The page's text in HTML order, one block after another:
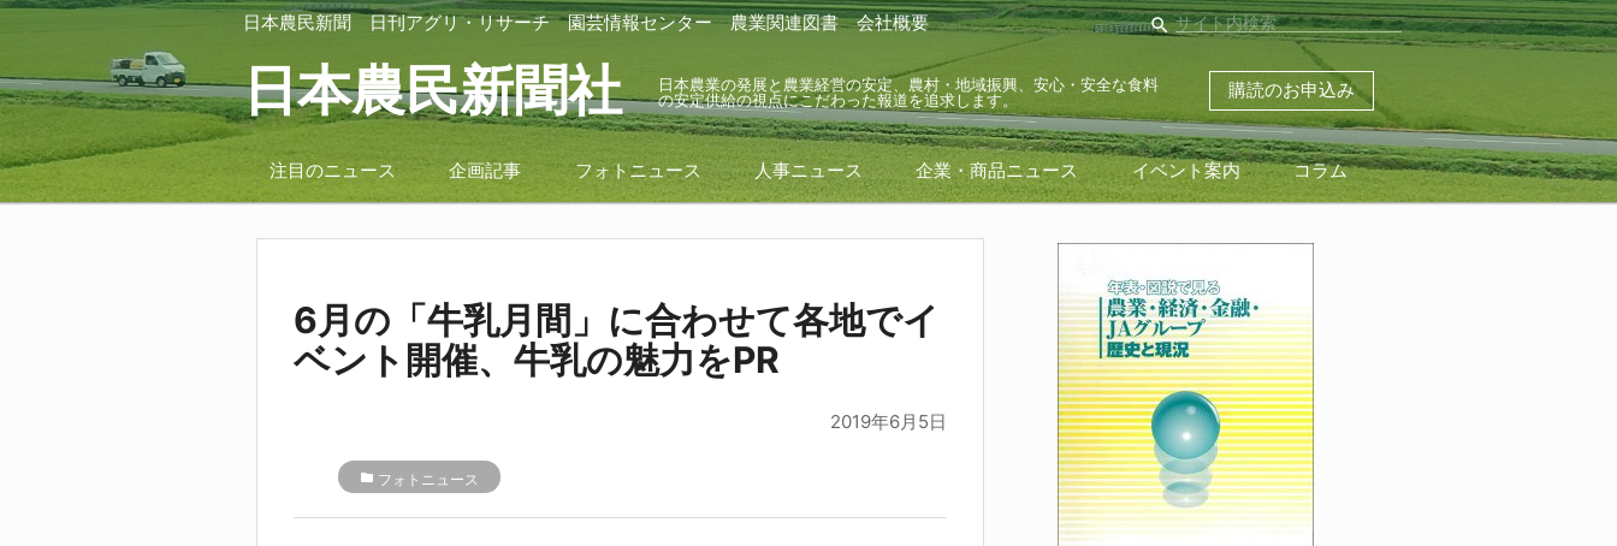
日本農民新聞 日刊アグリ・リサーチ 園芸情報センター 農業関連図書 会社概要 search
日本農民新聞社
日本農業の発展と農業経営の安定、農村・地域振興、安心・安全な食料
の安定供給の視点にこだわった報道を追求します。
購読のお申込み
注目のニュース 企画記事 フォトニュース 人事ニュース 企業・商品ニュース イベント案内 コラム
6月の「牛乳月間」に合わせて各地でイ
ベント開催、牛乳の魅力をPR
2019年6月5日
folder フォトニュース